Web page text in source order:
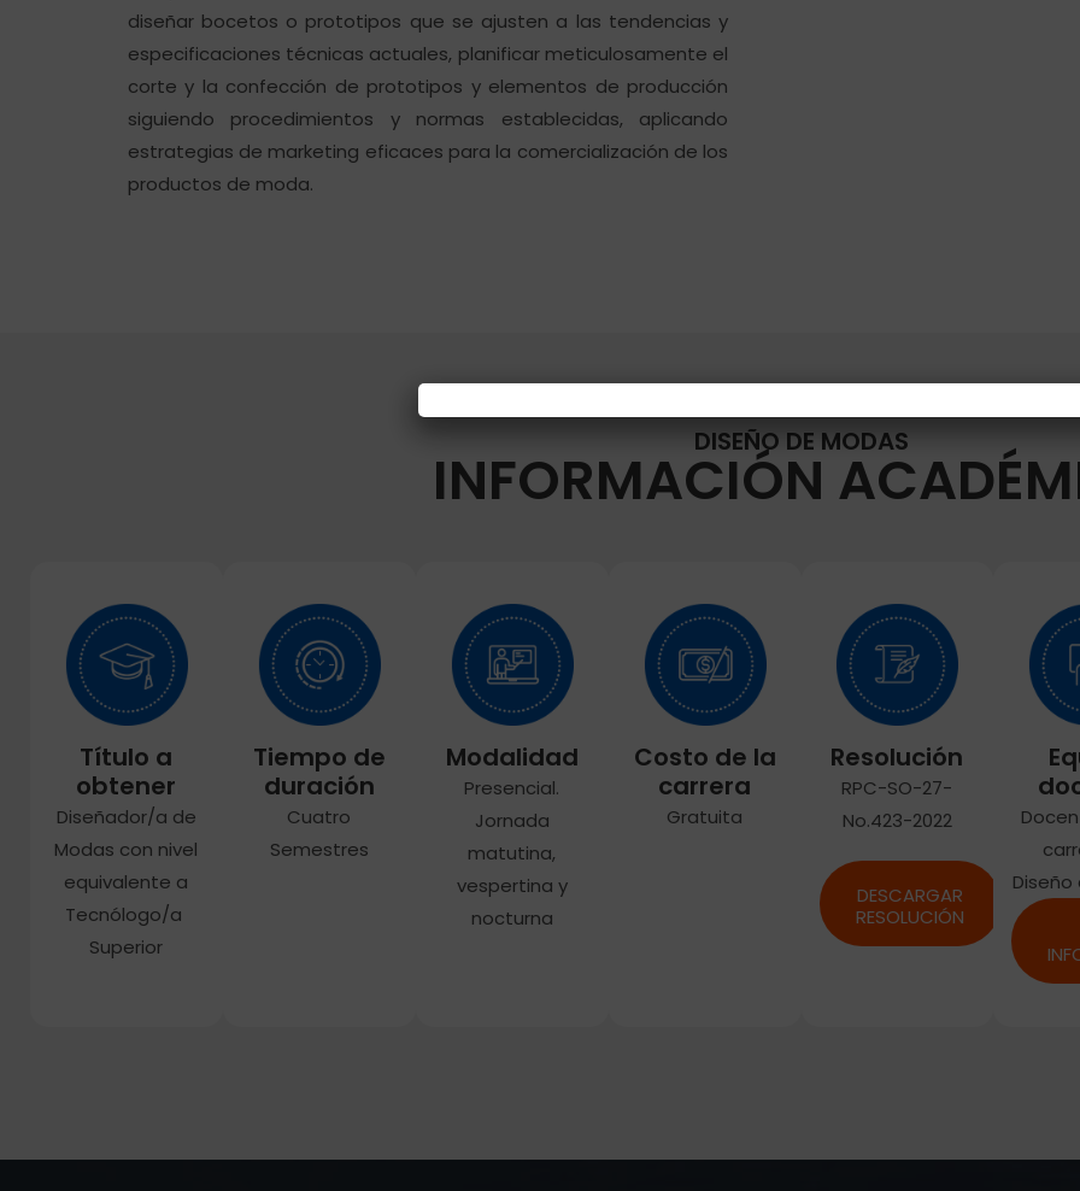
diseñar bocetos o prototipos que se ajusten a las tendencias y
especificaciones técnicas actuales, planificar meticulosamente el
corte y la confección de prototipos y elementos de producción
siguiendo procedimientos y normas establecidas, aplicando
estrategias de marketing eficaces para la comercialización de los
productos de moda.
DISEÑO DE MODAS
INFORMACIÓN
Título a
obtener
Diseñador/a de
Modas con nivel
equivalente a
Tecnólogo/a
Superior
Tiempo de
duración
Cuatro
Semestres
Modalidad
Presencial.
Jornada
matutina,
vespertina y
nocturna
Costo de la
carrera
Gratuita
Resolución
RPC-SO-27-
No.423-2022
DESCARGAR
RESOLUCIÓN